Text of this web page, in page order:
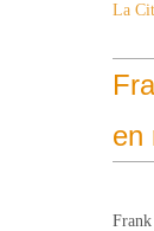
La
en